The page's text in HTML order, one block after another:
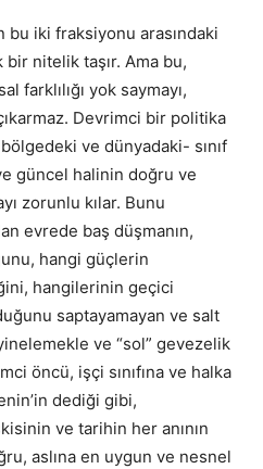
iki fraksiyonu arasındaki
bir nitelik taşır. Ama bu,
farklılığı yok saymayı,
Devrimci bir politika
ve dünyadaki- sınıf
güncel halinin doğru ve
zorunlu kılar. Bunu
evrede baş düşmanın,
hangi güçlerin
hangilerinin geçici
saptayamayan ve salt
ve “sol” gevezelik
öncü, işçi sınıfına ve halka
dediği gibi,
ve tarihin her anının
aslına en uygun ve nesnel